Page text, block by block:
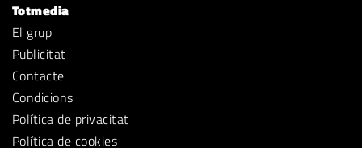
Totmedia
El grup
Publicitat
Contacte
Condicions
Política de privacitat
Política de cookies